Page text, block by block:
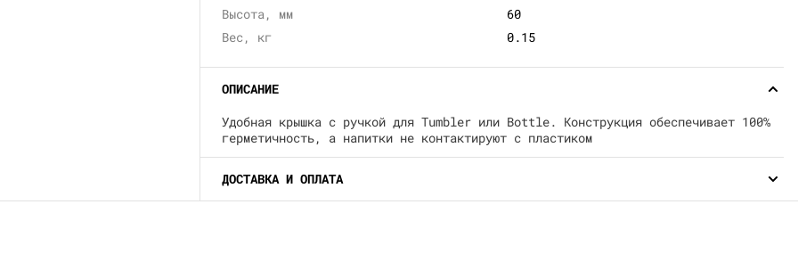
Высота, мм
60
Вес, кг
0.15
ОПИСАНИЕ
Удобная крышка с ручкой для Tumbler или Bottle. Конструкция обеспечивает 100%
герметичность, а напитки не контактируют с пластиком
ДОСТАВКА И ОПЛАТА